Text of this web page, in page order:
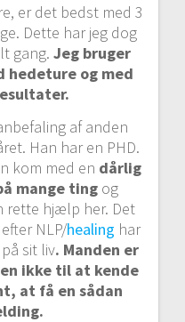
er det bedst med 3
Dette har jeg dog
gang. Jeg bruger
hedeture og med
af anden
Han har en PHD.
kom med en dårlig
mange tingog
rette hjælp her. Det
NLP/healing har
sit liv. Manden er
ikke til at kende
at få en sådan